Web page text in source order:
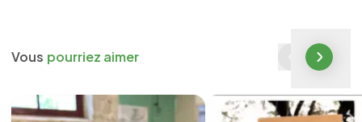
Vous pourriez aimer